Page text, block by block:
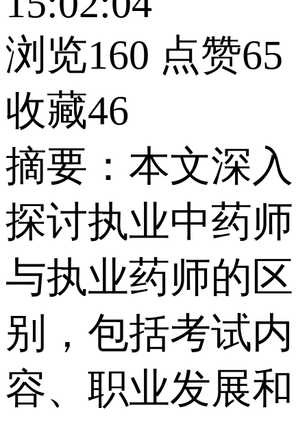
浏览160 点赞65
收藏46
摘要：本文深入
探讨执业中药师
与执业药师的区
别，包括考试内
容、职业发展和